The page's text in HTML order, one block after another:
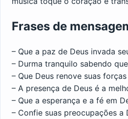
Frases de
– Que a paz de Deus invada
– Durma tranquilo sabendo
– Que Deus renove suas
– A presença de Deus é a
– Que a esperança e a fé em
– Confie suas preocupações a